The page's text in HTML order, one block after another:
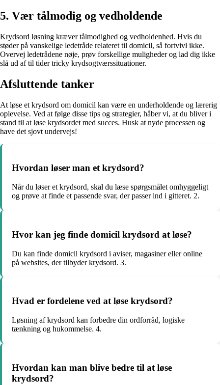
5. Vær tålmodig og vedholdende
Krydsord løsning kræver tålmodighed og vedholdenhed. Hvis du
støder på vanskelige ledetråde relateret til domicil, så fortvivl ikke.
Overvej ledetrådene nøje, prøv forskellige muligheder og lad dig ikke
slå ud af til tider tricky krydsogtværssituationer.
Afsluttende tanker
At løse et krydsord om domicil kan være en underholdende og lærerig
oplevelse. Ved at følge disse tips og strategier, håber vi, at du bliver i
stand til at løse krydsordet med succes. Husk at nyde processen og
have det sjovt undervejs!
Hvordan løser man et krydsord?
Når du løser et krydsord, skal du læse spørgsmålet omhyggeligt
og prøve at finde et passende svar, der passer ind i gitteret. 2.
Hvor kan jeg finde domicil krydsord at løse?
Du kan finde domicil krydsord i aviser, magasiner eller online
på websites, der tilbyder krydsord. 3.
Hvad er fordelene ved at løse krydsord?
Løsning af krydsord kan forbedre din ordforråd, logiske
tænkning og hukommelse. 4.
Hvordan kan man blive bedre til at løse
krydsord?